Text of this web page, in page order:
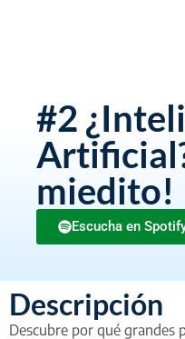
#2
miedito!
Escucha en
Descripción
Descubre por qué grandes